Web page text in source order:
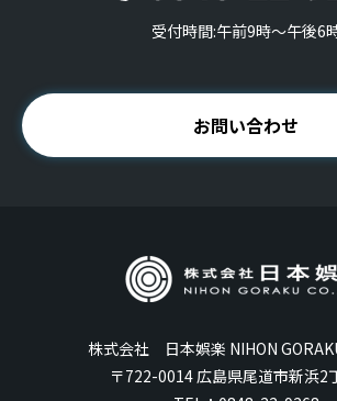
受付時間:午前9時〜午後6
お問い合わせ
株式会社 日本娯楽 NIHON
〒722-0014 広島県尾道市新浜2